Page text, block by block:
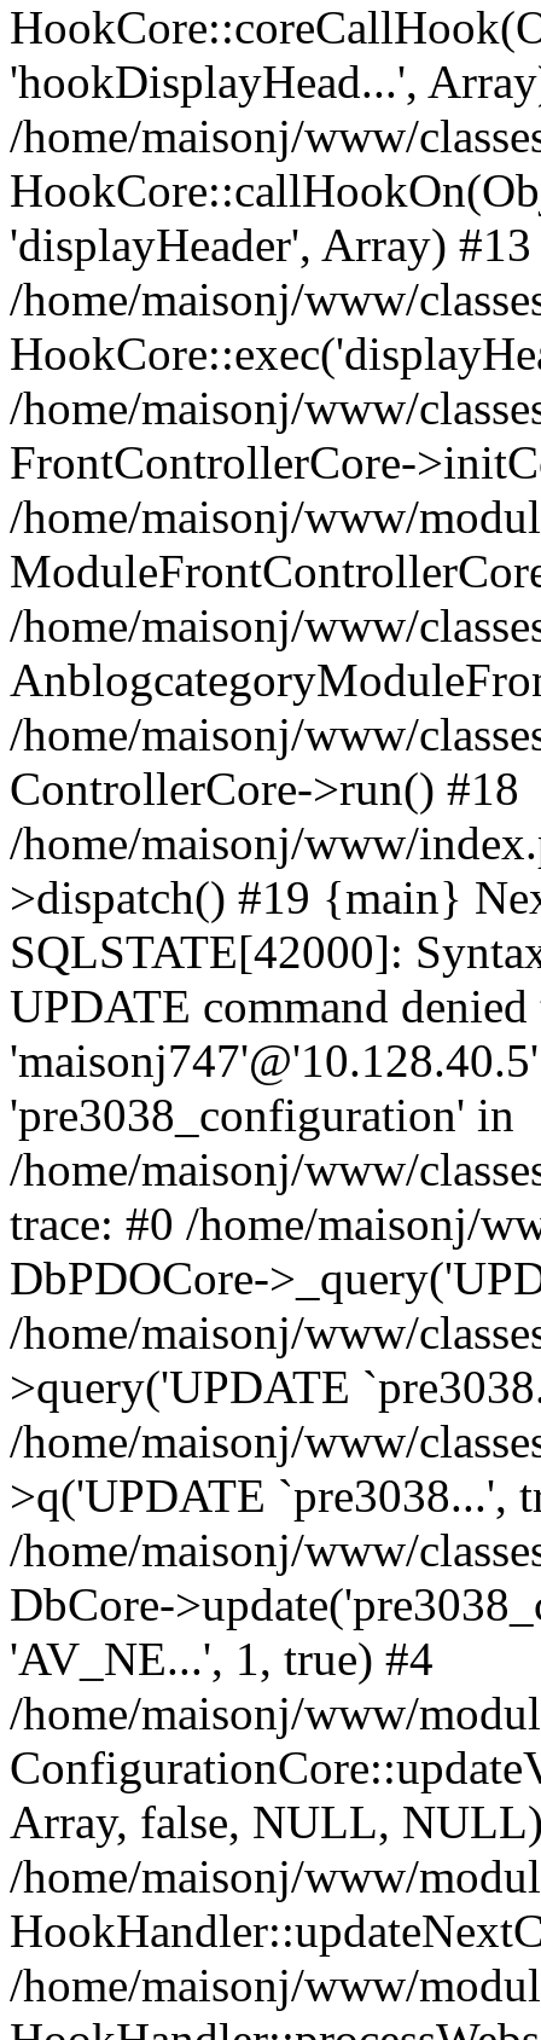
'hookDisplayHead...',
/home/maisonj/www/
'displayHeader', Array) #13
/home/maisonj/www/
/home/maisonj/www/
FrontControllerCore-
/home/maisonj/www/
/home/maisonj/www/
/home/maisonj/www/
ControllerCore->run() #18
/home/maisonj/www/
>dispatch() #19 {main}
SQLSTATE[42000]:
UPDATE command denied
'pre3038_configuration' in
/home/maisonj/www/
trace: #0 /home/maisonj/
DbPDOCore-
/home/maisonj/www/
>query('UPDATE
/home/maisonj/www/
>q('UPDATE `pre3038...',
/home/maisonj/www/
DbCore-
'AV_NE...', 1, true) #4
/home/maisonj/www/
Array, false, NULL,
/home/maisonj/www/
/home/maisonj/www/